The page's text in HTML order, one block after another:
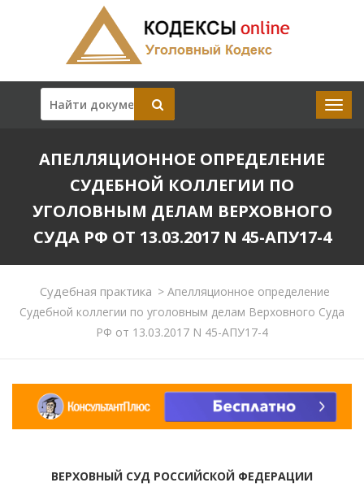
АПЕЛЛЯЦИОННОЕ ОПРЕДЕЛЕНИЕ
СУДЕБНОЙ КОЛЛЕГИИ ПО
УГОЛОВНЫМ ДЕЛАМ ВЕРХОВНОГО
СУДА РФ ОТ 13.03.2017 N 45-АПУ17-4
Судебная практика > Апелляционное определение
Судебной коллегии по уголовным делам Верховного Суда
РФ от 13.03.2017 N 45-АПУ17-4
ВЕРХОВНЫЙ СУД РОССИЙСКОЙ ФЕДЕРАЦИИ